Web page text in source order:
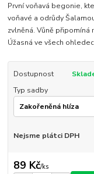
První voňavá begonie,
voňavé a odrůdy
zvlněná. Vůně připomíná
Úžasná ve všech
Dostupnost
Typ sadby
Nejsme plátci DPH
89 Kč/ks